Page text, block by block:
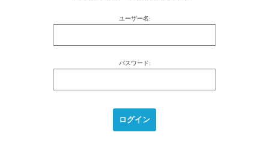
ユーザー名:
パスワード: